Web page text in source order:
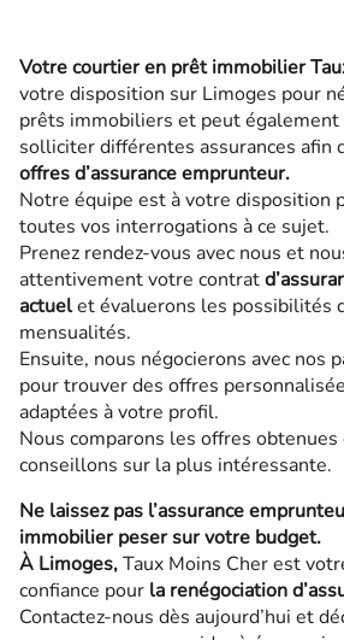
Votre courtier en prêt immobilier
votre disposition sur Limoges pour
prêts immobiliers et peut également
solliciter différentes assurances afin
offres d’assurance emprunteur.
Notre équipe est à votre disposition
toutes vos interrogations à ce sujet.
Prenez rendez-vous avec nous et
attentivement votre contrat
actuelet évaluerons les possibilités
mensualités.
Ensuite, nous négocierons avec nos
pour trouver des offres
adaptées à votre profil.
Nous comparons les offres obtenues
conseillons sur la plus intéressante.
Ne laissez pas l’assurance
immobilier peser sur votre budget.
À Limoges,Taux Moins Cher est
confiance pour la renégociation
Contactez-nous dès aujourd’hui et